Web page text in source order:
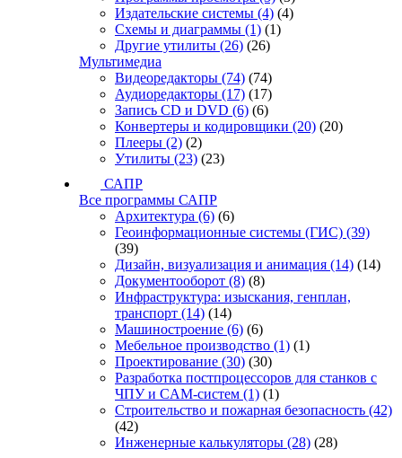
Издательские системы (4) (4)
Схемы и диаграммы (1) (1)
Другие утилиты (26) (26)
Мультимедиа
Видеоредакторы (74) (74)
Аудиоредакторы (17) (17)
Запись CD и DVD (6) (6)
Конвертеры и кодировщики (20) (20)
Плееры (2) (2)
Утилиты (23) (23)
САПР
Все программы САПР
Архитектура (6) (6)
Геоинформационные системы (ГИС) (39)
(39)
Дизайн, визуализация и анимация (14) (14)
Документооборот (8) (8)
Инфраструктура: изыскания, генплан,
транспорт (14) (14)
Машиностроение (6) (6)
Мебельное производство (1) (1)
Проектирование (30) (30)
Разработка постпроцессоров для станков с
ЧПУ и CAM-систем (1) (1)
Строительство и пожарная безопасность (42)
(42)
Инженерные калькуляторы (28) (28)